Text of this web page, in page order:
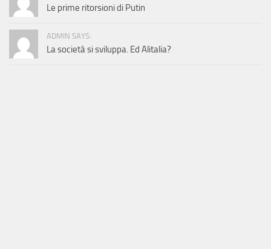
Le prime ritorsioni di Putin
ADMIN SAYS:
La società si sviluppa. Ed Alitalia?